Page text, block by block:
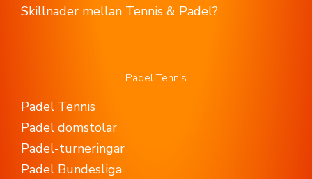
Skillnader mellan Tennis & Padel?
Padel Tennis
Padel Tennis
Padel domstolar
Padel-turneringar
Padel Bundesliga